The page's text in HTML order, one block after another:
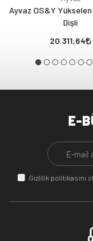
Ayvaz OS&Y Yükselen
Dişli
20.311,64
E-
Gizlilik politikasını